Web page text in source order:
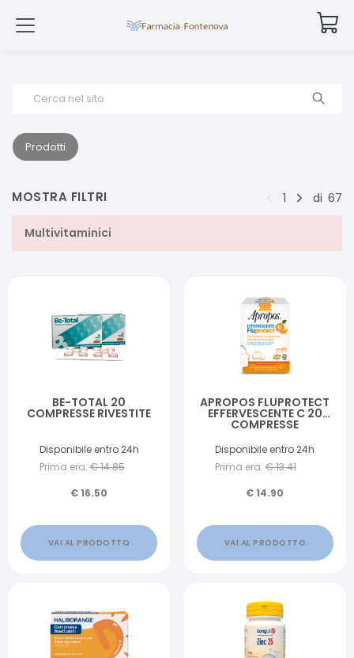
Cerca nel sito
Prodotti
MOSTRA FILTRI 1 di 67
Multivitaminici
BE-TOTAL 20
COMPRESSE RIVESTITE
Disponibile entro 24h
Prima era: €14.85
€16.50
VAI AL PRODOTTO
APROPOS FLUPROTECT
EFFERVESCENTE C 20
COMPRESSE
Disponibile entro 24h
Prima era: €13.41
€14.90
VAI AL PRODOTTO